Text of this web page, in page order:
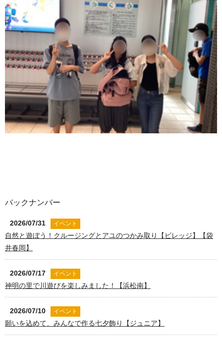
バックナンバー
2026/07/31 イベント
自然と遊ぼう！クルージングとアユのつかみ取り【ビレッジ】【袋
井春岡】
2026/07/17 イベント
神明の里で川遊びを楽しみました！【浜松南】
2026/07/10 イベント
願いを込めて、みんなで作る七夕飾り【ジュニア】